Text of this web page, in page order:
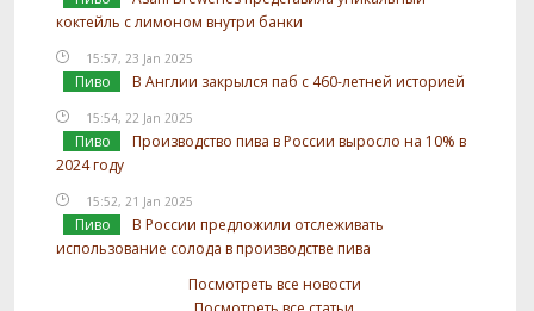
коктейль с лимоном внутри банки
15:57, 23 Jan 2025
Пиво В Англии закрылся паб с 460-летней историей
15:54, 22 Jan 2025
Пиво
Производство пива в России выросло на 10% в
2024 году
15:52, 21 Jan 2025
Пиво
В России предложили отслеживать
использование солода в производстве пива
Посмотреть все новости